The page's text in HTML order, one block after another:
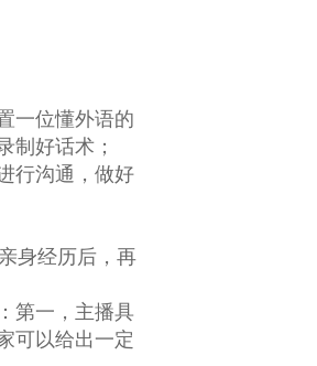
一位懂外语的
制好话术；
行沟通，做好
身经历后，再
第一，主播具
可以给出一定